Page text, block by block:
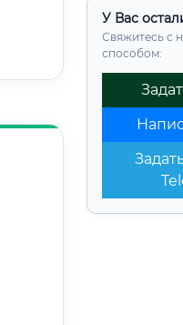
У Вас
Свяжитесь с
способом: